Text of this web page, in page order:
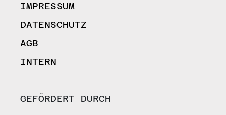
IMPRESSUM
DATENSCHUTZ
AGB
INTERN
GEFÖRDERT DURCH